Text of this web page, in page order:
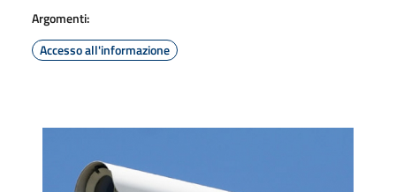
Argomenti:
Accesso all'informazione